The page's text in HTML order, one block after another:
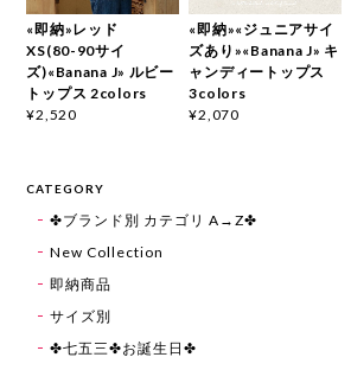
«即納»レッド
XS(80-90サイ
ズ)«Banana J» ルビー
トップス 2colors
¥2,520
«即納»«ジュニアサイ
ズあり»«Banana J» キ
ャンディートップス
3colors
¥2,070
CATEGORY
✤ブランド別 カテゴリ A→Z✤
New Collection
即納商品
サイズ別
✤七五三✤お誕生日✤